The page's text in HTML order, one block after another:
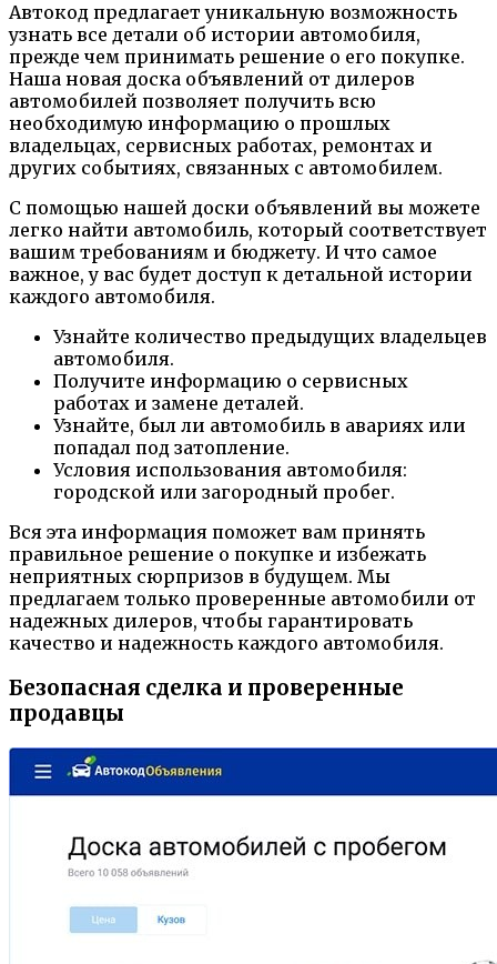
Автокод предлагает уникальную возможность
узнать все детали об истории автомобиля,
прежде чем принимать решение о его покупке.
Наша новая доска объявлений от дилеров
автомобилей позволяет получить всю
необходимую информацию о прошлых
владельцах, сервисных работах, ремонтах и
других событиях, связанных с автомобилем.
С помощью нашей доски объявлений вы можете
легко найти автомобиль, который соответствует
вашим требованиям и бюджету. И что самое
важное, у вас будет доступ к детальной истории
каждого автомобиля.
Узнайте количество предыдущих владельцев
автомобиля.
Получите информацию о сервисных
работах и замене деталей.
Узнайте, был ли автомобиль в авариях или
попадал под затопление.
Условия использования автомобиля:
городской или загородный пробег.
Вся эта информация поможет вам принять
правильное решение о покупке и избежать
неприятных сюрпризов в будущем. Мы
предлагаем только проверенные автомобили от
надежных дилеров, чтобы гарантировать
качество и надежность каждого автомобиля.
Безопасная сделка и проверенные
продавцы